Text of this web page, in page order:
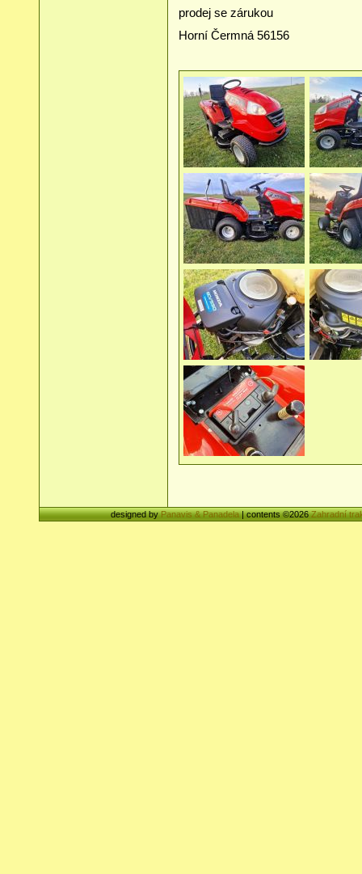
prodej se zárukou
Horní Čermná 56156
designed byPanavis & Panadela| contents ©2026Zahradní